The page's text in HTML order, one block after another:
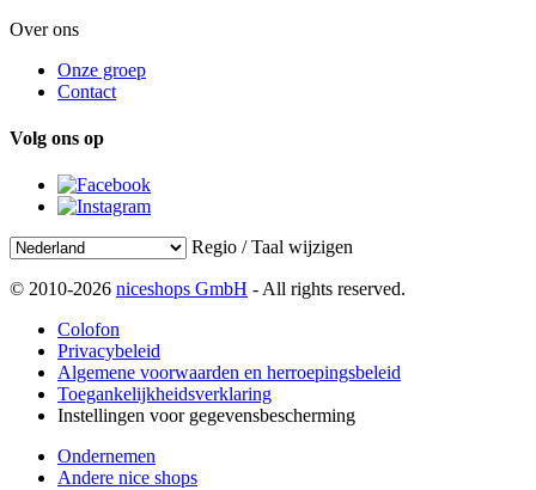
Over ons
Onze groep
Contact
Volg ons op
Regio / Taal wijzigen
© 2010-2026 niceshops GmbH - All rights reserved.
Colofon
Privacybeleid
Algemene voorwaarden en herroepingsbeleid
Toegankelijkheidsverklaring
Instellingen voor gegevensbescherming
Ondernemen
Andere nice shops